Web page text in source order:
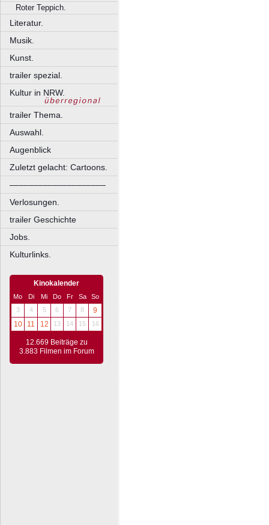
Roter Teppich.
Literatur.
Musik.
Kunst.
trailer spezial.
Kultur in NRW.
trailer Thema.
Auswahl.
Augenblick
Zuletzt gelacht: Cartoons.
––––––––––––––––––––
Verlosungen.
trailer Geschichte
Jobs.
Kulturlinks.
Kinokalender
Mo Di Mi Do Fr Sa
So
3
4 5 6 7 8
9
10
11 12 13 14 15 16
12.669 Beiträge zu
3.883 Filmen im Forum